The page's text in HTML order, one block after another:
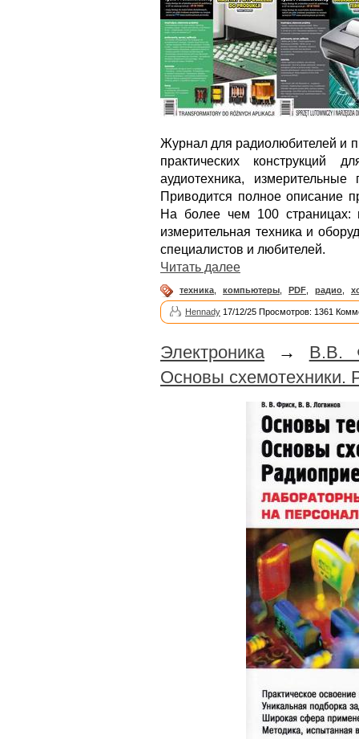
Журнал для радиолюбителей и
практических конструкций
аудиотехника,
Приводится полное описание
На более чем 100 страницах:
измерительная техника и
специалистов и любителей.
Читать далее
техника компьютеры PDF радио
Hennady 17/12/25 Просмотров: 1361
Электроника→ В.В.
Основы схемотехники.